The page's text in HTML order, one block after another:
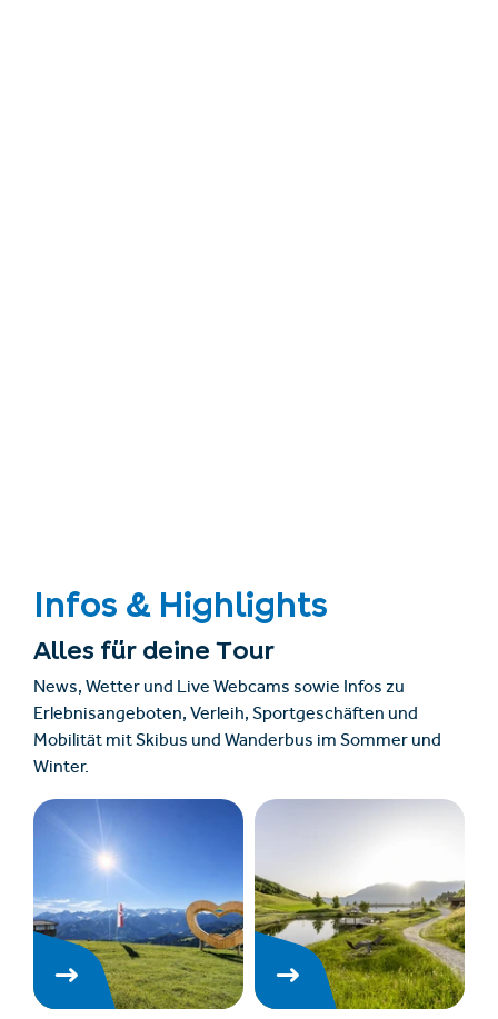
Infos & Highlights
Alles für deine Tour
News, Wetter und Live Webcams sowie Infos zu
Erlebnisangeboten, Verleih, Sportgeschäften und
Mobilität mit Skibus und Wanderbus im Sommer und
Winter.